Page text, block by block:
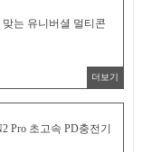
는 유니버셜 멀티콘
더보기
Pro 초고속 PD충전기